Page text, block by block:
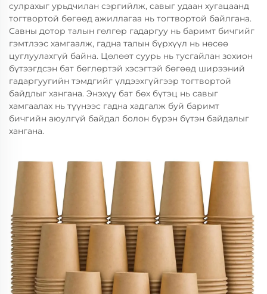
сулрахыг урьдчилан сэргийлж, савыг удаан хугацаанд
тогтвортой бөгөөд ажиллагаа нь тогтвортой байлгана.
Савны дотор талын гөлгөр гадаргуу нь баримт бичгийг
гэмтлээс хамгаалж, гадна талын бүрхүүл нь нөсөө
цуглуулахгүй байна. Цөлөөт суурь нь тусгайлан зохион
бүтээгдсэн бат бөглөртэй хэсэгтэй бөгөөд ширээний
гадаргуугийн тэмдгийг үлдээхгүйгээр тогтвортой
байдлыг хангана. Энэхүү бат бөх бүтэц нь савыг
хамгаалах нь түүнээс гадна хадгалж буй баримт
бичгийн аюулгүй байдал болон бүрэн бүтэн байдалыг
хангана.